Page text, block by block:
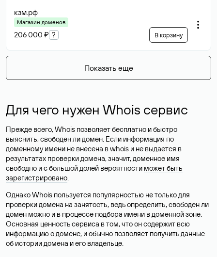
кзм.рф
Магазин доменов
206 000 ₽ ? В корзину
Показать еще
Для чего нужен Whois сервис
Прежде всего, Whois позволяет бесплатно и быстро
выяснить, свободен ли домен. Если информация по
доменному имени не внесена в whois и не выдается в
результатах проверки домена, значит, доменное имя
свободно и с большой долей вероятности может быть
зарегистрировано.
Однако Whois пользуется популярностью не только для
проверки домена на занятость, ведь определить, свободен ли
домен можно и в процессе подбора имени в доменной зоне.
Основная ценность сервиса в том, что он содержит всю
информацию о домене, и обычно позволяет получить данные
об истории домена и его владельце.